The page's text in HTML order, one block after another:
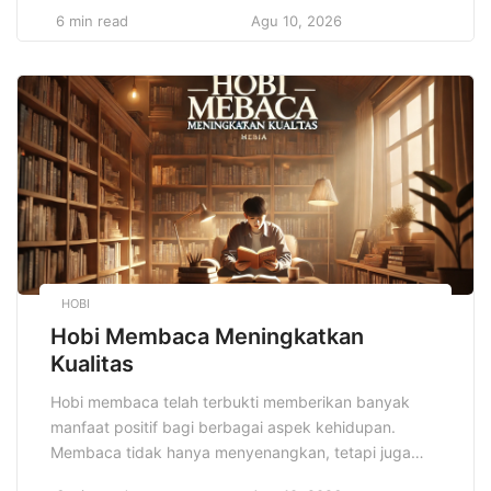
keseimbangan sejati antara energi, fokus, dan
sering terjebak dalam aktivitas pasif seperti duduk
berjam-jam, menghadapi stres pekerjaan, dan pola
makan tidak seimbang. Dengan […]
6 min read Agu 10, 2026
HOBI
Hobi Membaca Meningkatkan
Kualitas
Hobi membaca telah terbukti memberikan banyak
manfaat positif bagi berbagai aspek kehidupan.
Membaca tidak hanya menyenangkan, tetapi juga